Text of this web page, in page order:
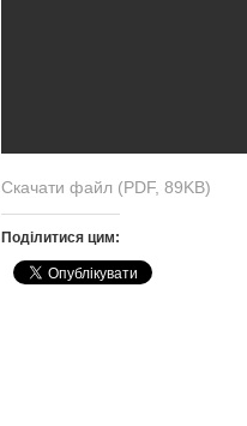
Скачати файл (PDF, 89KB)
Поділитися цим: